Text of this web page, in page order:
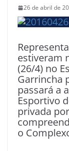
26 de abril de
estiveram
(26/4) no
Garrincha
passará a
Esportivo
privada
o